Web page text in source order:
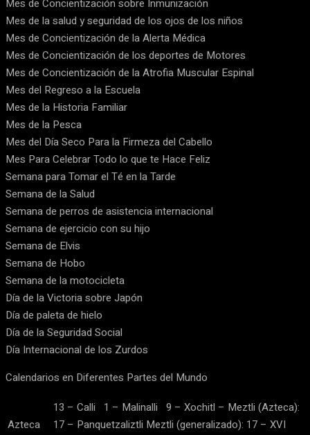
Mes de Concientización sobre Inmunización
Mes de la salud y seguridad de los ojos de los niños
Mes de Concientización de la Alerta Médica
Mes de Concientización de los deportes de Motores
Mes de Concientización de la Atrofia Muscular Espinal
Mes del Regreso a la Escuela
Mes de la Historia Familiar
Mes de la Pesca
Mes del Día Seco Para la Firmeza del Cabello
Mes Para Celebrar Todo lo que te Hace Feliz
Semana para Tomar el Té en la Tarde
Semana de la Salud
Semana de perros de asistencia internacional
Semana de ejercicio con su hijo
Semana de Elvis
Semana de Hobo
Semana de la motocicleta
Día de la Victoria sobre Japón
Día de paleta de hielo
Día de la Seguridad Social
Día Internacional de los Zurdos
Calendarios en Diferentes Partes del Mundo
Azteca
13 – Calli 1 – Malinalli 9 – Xochitl – Meztli (Azteca):
17 – Panquetzaliztli Meztli (generalizado): 17 – XVI